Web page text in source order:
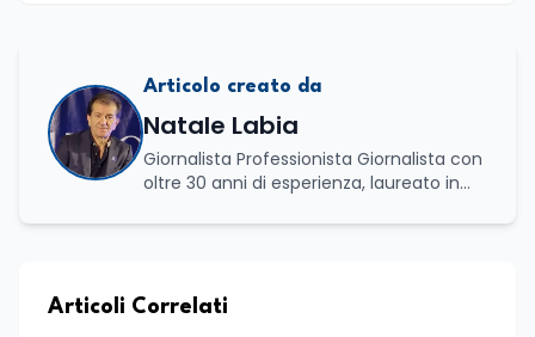
Articolo creato da
Natale Labia
Giornalista Professionista Giornalista con
oltre 30 anni di esperienza, laureato in
all’Università La Sapienza di Roma,
occupo di politica e di economia. Per
Articoli Correlati